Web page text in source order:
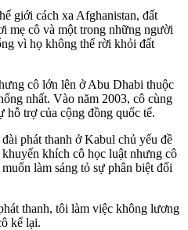
giới cách xa Afghanistan, đất
mẹ cô và một trong những người
vì họ không thể rời khỏi đất
cô lớn lên ở Abu Dhabi thuộc
nhất. Vào năm 2003, cô cùng
hỗ trợ của cộng đồng quốc tế.
phát thanh ở Kabul chủ yếu đề
khích cô học luật nhưng cô
làm sáng tỏ sự phân biệt đối
thanh, tôi làm việc không lương
kể lại.